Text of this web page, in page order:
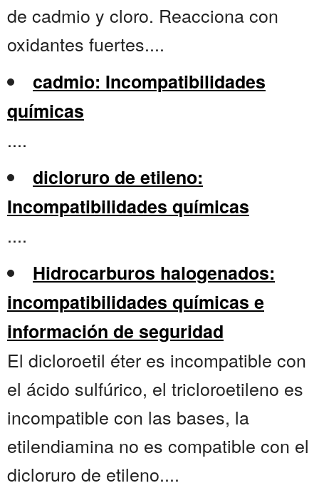
de cadmio y cloro. Reacciona con
oxidantes fuertes....
cadmio: Incompatibilidades
químicas
....
dicloruro de etileno:
Incompatibilidades químicas
....
Hidrocarburos halogenados:
incompatibilidades químicas e
información de seguridad
El dicloroetil éter es incompatible con
el ácido sulfúrico, el tricloroetileno es
incompatible con las bases, la
etilendiamina no es compatible con el
dicloruro de etileno....